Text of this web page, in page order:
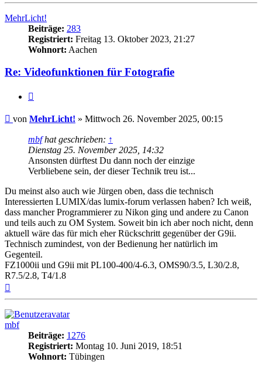
MehrLicht!
Beiträge: 283
Registriert: Freitag 13. Oktober 2023, 21:27
Wohnort: Aachen
Re: Videofunktionen für Fotografie
Beitrag
von MehrLicht! » Mittwoch 26. November 2025, 00:15
mbfhat geschrieben: ↑
Dienstag 25. November 2025, 14:32
Ansonsten dürftest Du dann noch der einzige
Verbliebene sein, der dieser Technik treu ist...
Du meinst also auch wie Jürgen oben, dass die technisch
Interessierten LUMIX/das lumix-forum verlassen haben? Ich weiß,
dass mancher Programmierer zu Nikon ging und andere zu Canon
und teils auch zu OM System. Soweit bin ich aber noch nicht, denn
aktuell wäre das für mich eher Rückschritt gegenüber der G9ii.
Technisch zumindest, von der Bedienung her natürlich im
Gegenteil.
FZ1000ii und G9ii mit PL100-400/4-6.3, OMS90/3.5, L30/2.8,
R7.5/2.8, T4/1.8
mbf
Beiträge: 1276
Registriert: Montag 10. Juni 2019, 18:51
Wohnort: Tübingen